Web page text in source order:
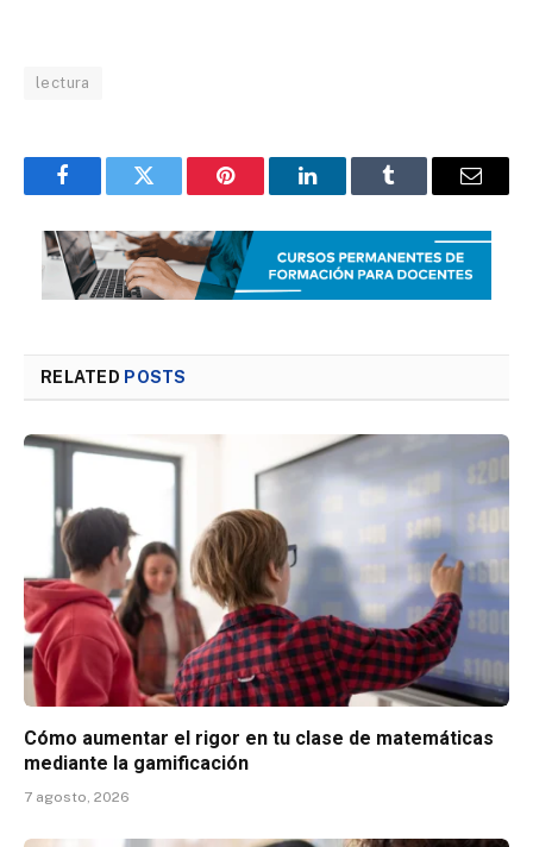
lectura
FacebookTwitter Pinterest LinkedInTumblr Email
RELATED POSTS
Cómo aumentar el rigor en tu clase de matemáticas
mediante la gamificación
7 agosto, 2026